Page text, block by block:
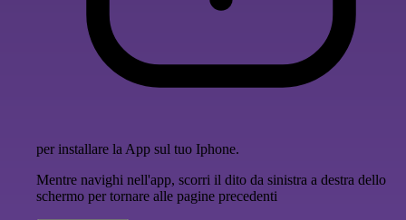
per installare la App sul tuo Iphone.
Mentre navighi nell'app, scorri il dito da sinistra a destra dello
schermo per tornare alle pagine precedenti